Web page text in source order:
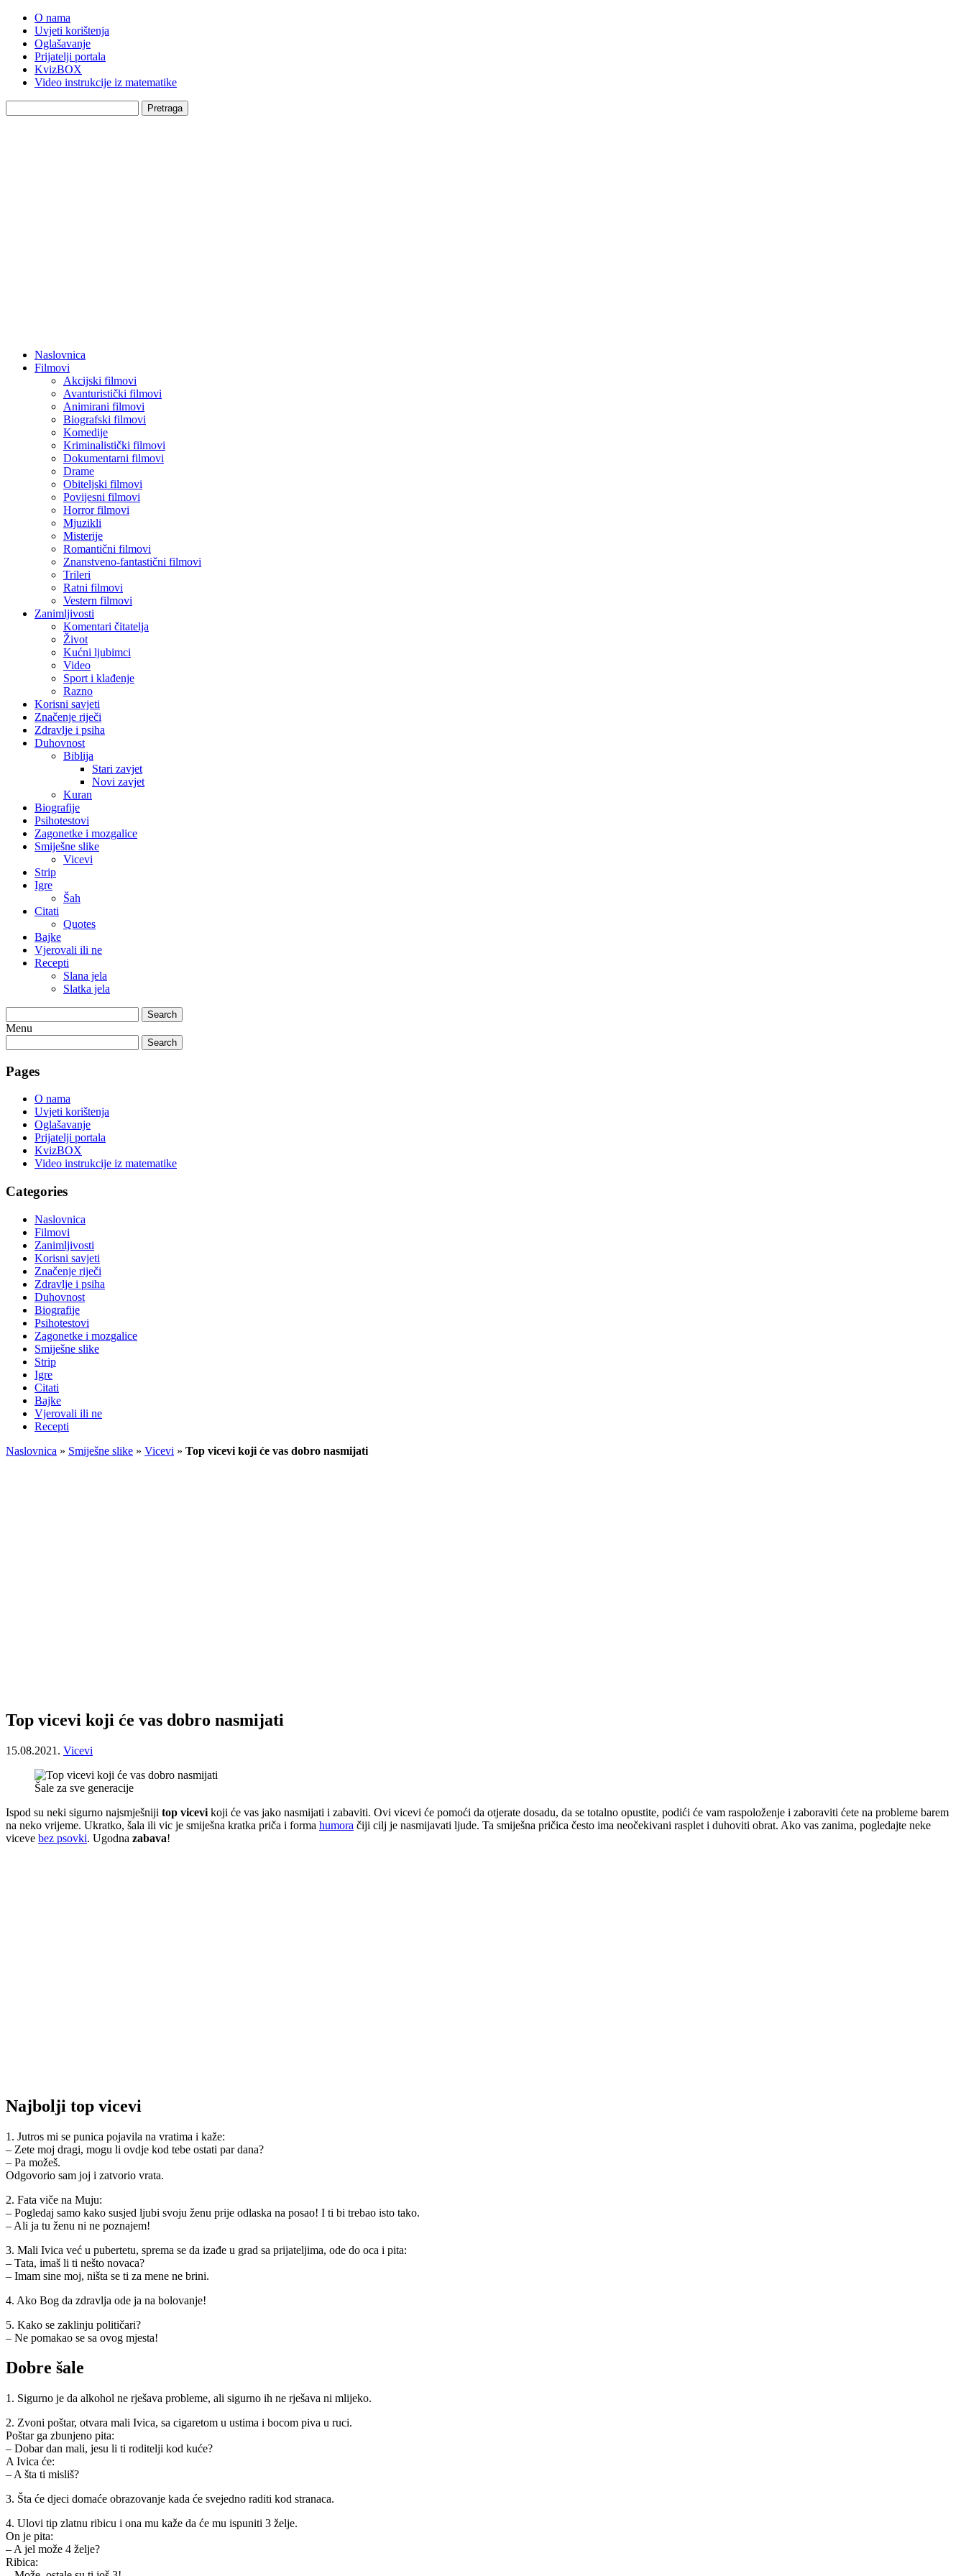
O nama
Uvjeti korištenja
Oglašavanje
Prijatelji portala
KvizBOX
Video instrukcije iz matematike
Pretraga
Naslovnica
Filmovi
Akcijski filmovi
Avanturistički filmovi
Animirani filmovi
Biografski filmovi
Komedije
Kriminalistički filmovi
Dokumentarni filmovi
Drame
Obiteljski filmovi
Povijesni filmovi
Horror filmovi
Mjuzikli
Misterije
Romantični filmovi
Znanstveno-fantastični filmovi
Trileri
Ratni filmovi
Vestern filmovi
Zanimljivosti
Komentari čitatelja
Život
Kućni ljubimci
Video
Sport i klađenje
Razno
Korisni savjeti
Značenje riječi
Zdravlje i psiha
Duhovnost
Biblija
Stari zavjet
Novi zavjet
Kuran
Biografije
Psihotestovi
Zagonetke i mozgalice
Smiješne slike
Vicevi
Strip
Igre
Šah
Citati
Quotes
Bajke
Vjerovali ili ne
Recepti
Slana jela
Slatka jela
Search
Menu
Search
Pages
O nama
Uvjeti korištenja
Oglašavanje
Prijatelji portala
KvizBOX
Video instrukcije iz matematike
Categories
Naslovnica
Filmovi
Zanimljivosti
Korisni savjeti
Značenje riječi
Zdravlje i psiha
Duhovnost
Biografije
Psihotestovi
Zagonetke i mozgalice
Smiješne slike
Strip
Igre
Citati
Bajke
Vjerovali ili ne
Recepti
Naslovnica » Smiješne slike » Vicevi » Top vicevi koji će vas dobro nasmijati
Top vicevi koji će vas dobro nasmijati
15.08.2021. Vicevi
Šale za sve generacije
Ispod su neki sigurno najsmješniji top vicevi koji će vas jako nasmijati i zabaviti. Ovi vicevi će pomoći da otjerate dosadu, da se totalno opustite, podići će vam raspoloženje i zaboraviti ćete na probleme barem
na neko vrijeme. Ukratko, šala ili vic je smiješna kratka priča i forma humora čiji cilj je nasmijavati ljude. Ta smiješna pričica često ima neočekivani rasplet i duhoviti obrat. Ako vas zanima, pogledajte neke
viceve bez psovki. Ugodna zabava!
Najbolji top vicevi
1. Jutros mi se punica pojavila na vratima i kaže:
– Zete moj dragi, mogu li ovdje kod tebe ostati par dana?
– Pa možeš.
Odgovorio sam joj i zatvorio vrata.
2. Fata viče na Muju:
– Pogledaj samo kako susjed ljubi svoju ženu prije odlaska na posao! I ti bi trebao isto tako.
– Ali ja tu ženu ni ne poznajem!
3. Mali Ivica već u pubertetu, sprema se da izađe u grad sa prijateljima, ode do oca i pita:
– Tata, imaš li ti nešto novaca?
– Imam sine moj, ništa se ti za mene ne brini.
4. Ako Bog da zdravlja ode ja na bolovanje!
5. Kako se zaklinju političari?
– Ne pomakao se sa ovog mjesta!
Dobre šale
1. Sigurno je da alkohol ne rješava probleme, ali sigurno ih ne rješava ni mlijeko.
2. Zvoni poštar, otvara mali Ivica, sa cigaretom u ustima i bocom piva u ruci.
Poštar ga zbunjeno pita:
– Dobar dan mali, jesu li ti roditelji kod kuće?
A Ivica će:
– A šta ti misliš?
3. Šta će djeci domaće obrazovanje kada će svejedno raditi kod stranaca.
4. Ulovi tip zlatnu ribicu i ona mu kaže da će mu ispuniti 3 želje.
On je pita:
– A jel može 4 želje?
Ribica: